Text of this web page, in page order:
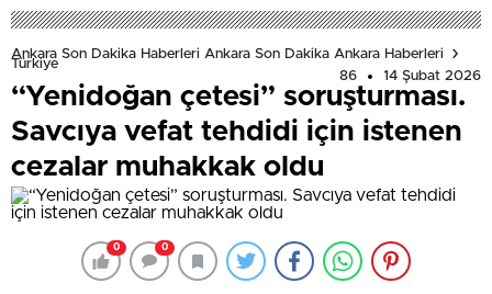
Ankara Son Dakika Haberleri Ankara Son Dakika Ankara Haberleri
Türkiye
86
14 Şubat 2026
“Yenidoğan çetesi” soruşturması.
Savcıya vefat tehdidi için istenen
cezalar muhakkak oldu
0 0